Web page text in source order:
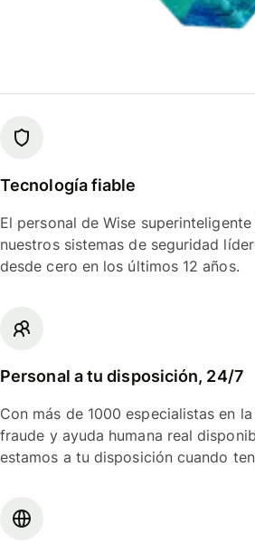
Tecnología fiable
El personal de Wise
nuestros sistemas de seguridad
desde cero en los últimos 12 años.
Personal a tu disposición, 24/7
Con más de 1000 especialistas en
fraude y ayuda humana real
estamos a tu disposición cuando